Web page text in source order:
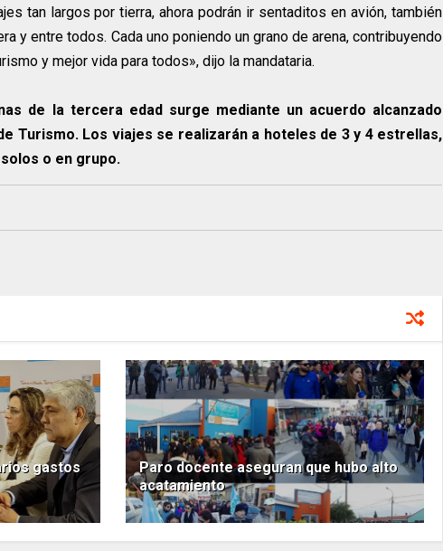
tan largos por tierra, ahora podrán ir sentaditos en avión, también
y entre todos. Cada uno poniendo un grano de arena, contribuyendo
y mejor vida para todos», dijo la mandataria.
de la tercera edad surge mediante un acuerdo alcanzado
Turismo. Los viajes se realizarán a hoteles de 3 y 4 estrellas,
o en grupo.
gastos
Paro docente aseguran que hubo alto
acatamiento